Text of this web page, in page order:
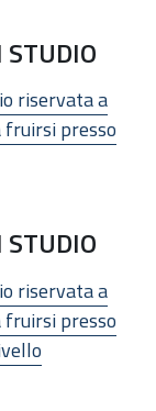
riservata a
fruirsi presso
riservata a
fruirsi presso